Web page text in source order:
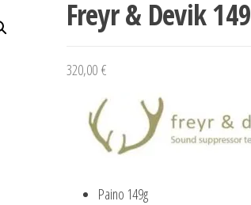
Freyr & Devik 149
320,00 €
Paino 149g